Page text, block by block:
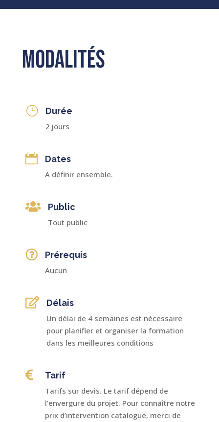
Modalités
} Durée
2 jours
 Dates
A définir ensemble.
 Public
Tout public
 Prérequis
Aucun
 Délais
Un délai de 4 semaines est nécessaire
pour planifier et organiser la formation
dans les meilleures conditions
 Tarif
Tarifs sur devis. Le tarif dépend de
l’envergure du projet. Pour connaître notre
prix d’intervention catalogue, merci de